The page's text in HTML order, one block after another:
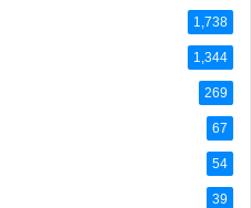
1,738
1,344
269
67
54
39